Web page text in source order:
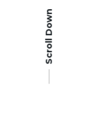
Scroll Down